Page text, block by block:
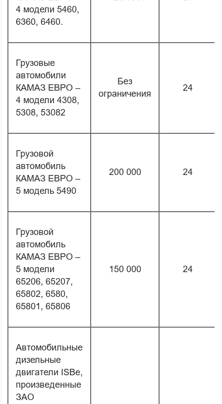
4 модели 5460,
6360, 6460.
Грузовые
автомобили
КАМАЗ ЕВРО –
4 модели 4308,
5308, 53082
Без
ограничения
24
Грузовой
автомобиль
КАМАЗ ЕВРО –
5 модель 5490
200 000 24
Грузовой
автомобиль
КАМАЗ ЕВРО –
5 модели
65206, 65207,
65802, 6580,
65801, 65806
150 000 24
Автомобильные
дизельные
двигатели ISBe,
произведенные
ЗАО